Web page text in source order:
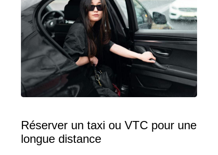
Réserver un taxi ou VTC pour une
longue distance